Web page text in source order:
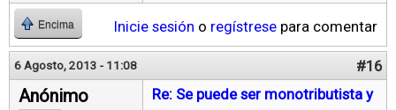
Encima Inicie sesión o regístrese para comentar
6 Agosto, 2013 - 11:08 #16
Anónimo
Re: Se puede ser monotributista y